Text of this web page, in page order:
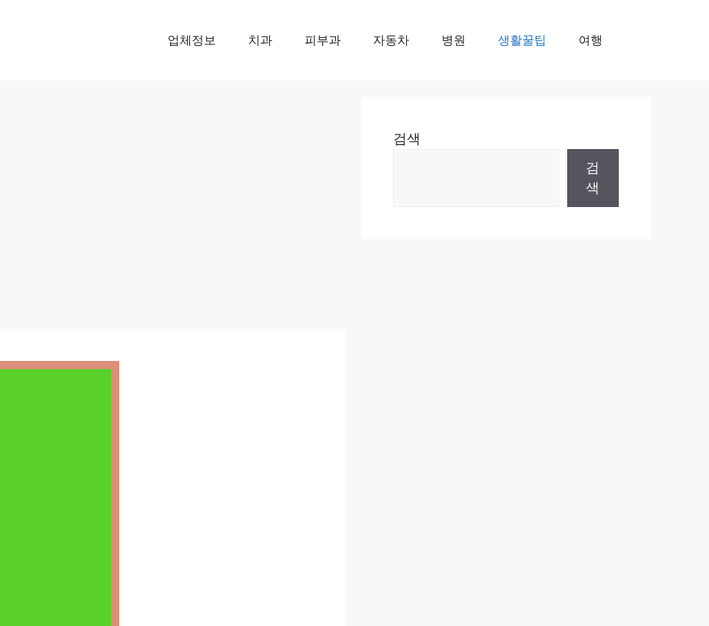
업체정보 치과 피부과 자동차 병원 생활꿀팁 여행
검색
검
색